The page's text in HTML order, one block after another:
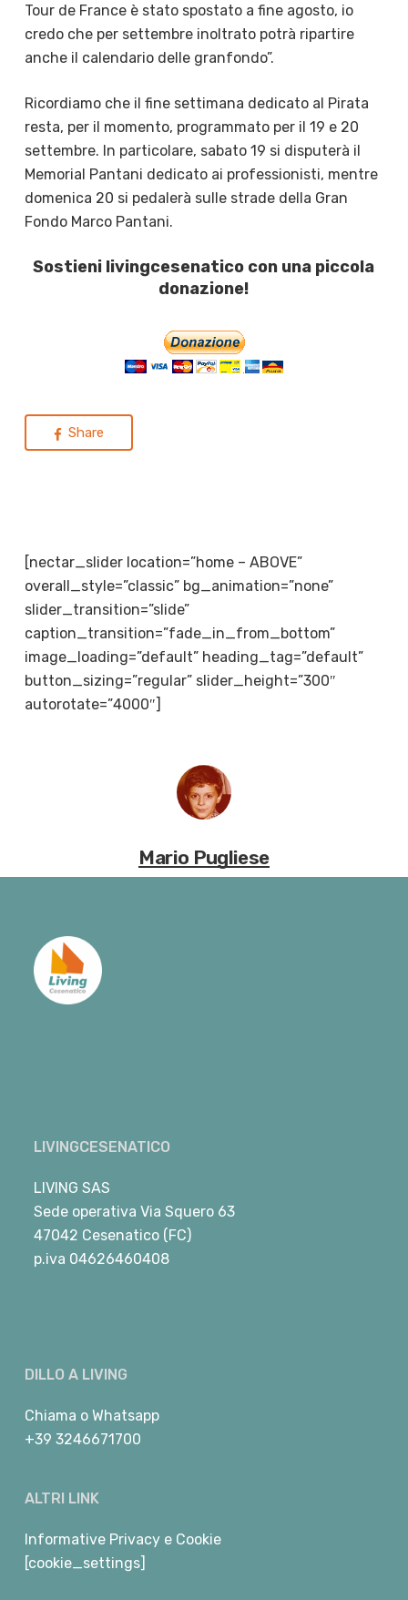
Tour de France è stato spostato a fine agosto, io
credo che per settembre inoltrato potrà ripartire
anche il calendario delle granfondo”.
Ricordiamo che il fine settimana dedicato al Pirata
resta, per il momento, programmato per il 19 e 20
settembre. In particolare, sabato 19 si disputerà il
Memorial Pantani dedicato ai professionisti, mentre
domenica 20 si pedalerà sulle strade della Gran
Fondo Marco Pantani.
Sostieni livingcesenatico con una piccola
donazione!
Share
[nectar_slider location=”home – ABOVE”
overall_style=”classic” bg_animation=”none”
slider_transition=”slide”
caption_transition=”fade_in_from_bottom”
image_loading=”default” heading_tag=”default”
button_sizing=”regular” slider_height=”300″
autorotate=”4000″]
Mario Pugliese
LIVINGCESENATICO
LIVING SAS
Sede operativa Via Squero 63
47042 Cesenatico (FC)
p.iva 04626460408
DILLO A LIVING
Chiama o Whatsapp
+39 3246671700
ALTRI LINK
Informative Privacy e Cookie
[cookie_settings]